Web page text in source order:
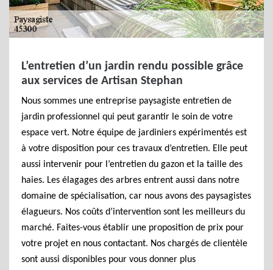
L’entretien d’un jardin rendu possible grâce
aux services de Artisan Stephan
Nous sommes une entreprise paysagiste entretien de
jardin professionnel qui peut garantir le soin de votre
espace vert. Notre équipe de jardiniers expérimentés est
à votre disposition pour ces travaux d’entretien. Elle peut
aussi intervenir pour l’entretien du gazon et la taille des
haies. Les élagages des arbres entrent aussi dans notre
domaine de spécialisation, car nous avons des paysagistes
élagueurs. Nos coûts d’intervention sont les meilleurs du
marché. Faites-vous établir une proposition de prix pour
votre projet en nous contactant. Nos chargés de clientèle
sont aussi disponibles pour vous donner plus